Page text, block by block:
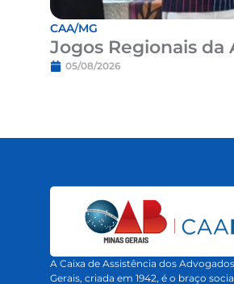
CAA/MG
Jogos Regionais da
05/08/2026
A Caixa de Assistência dos
Gerais, criada em 1942, é o braço